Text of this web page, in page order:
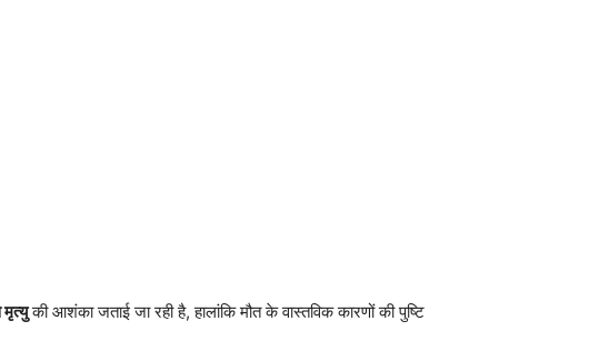
मृत्युकी आशंका जताई जा रही है, हालांकि मौत के वास्तविक कारणों की पुष्टि